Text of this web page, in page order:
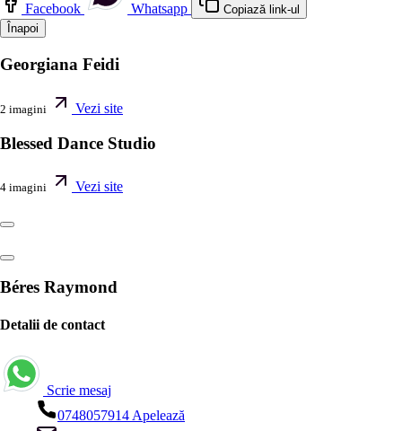
Facebook Whatsapp
Copiază link-ul
Înapoi
Georgiana Feidi
2 imagini Vezi site
Blessed Dance Studio
4 imagini Vezi site
Béres Raymond
Detalii de contact
Scrie mesaj
0748057914 Apelează